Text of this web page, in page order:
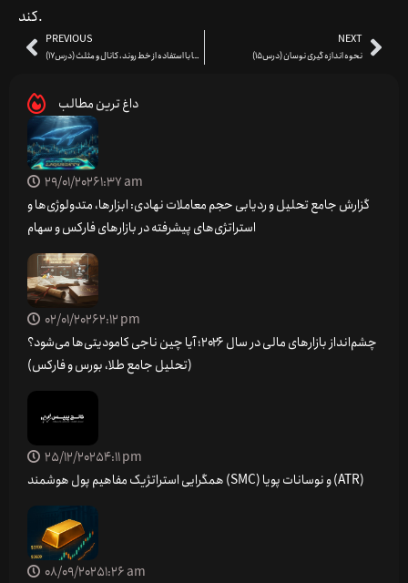
کند.
PREVIOUS
نحوه ترید در شکست ها با استفاده از خط روند، کانال و مثلث (درس17)
NEXT
نحوه اندازه گیری نوسان (درس15)
داغ ترین مطالب
29/01/20261:37 am
گزارش جامع تحلیل و ردیابی حجم معاملات نهادی: ابزارها، متدولوژی‌ها و
استراتژی‌های پیشرفته در بازارهای فارکس و سهام
02/01/20262:12 pm
چشم‌انداز بازارهای مالی در سال ۲۰۲۶؛ آیا چین ناجی کامودیتی‌ها می‌شود؟
(تحلیل جامع طلا، بورس و فارکس)
25/12/20254:11 pm
همگرایی استراتژیک مفاهیم پول هوشمند (SMC) و نوسانات پویا (ATR)
08/09/20251:26 am